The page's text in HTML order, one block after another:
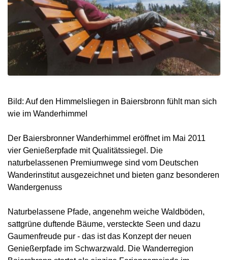
Bild: Auf den Himmelsliegen in Baiersbronn fühlt man sich
wie im Wanderhimmel
Der Baiersbronner Wanderhimmel eröffnet im Mai 2011
vier Genießerpfade mit Qualitätssiegel. Die
naturbelassenen Premiumwege sind vom Deutschen
Wanderinstitut ausgezeichnet und bieten ganz besonderen
Wandergenuss
Naturbelassene Pfade, angenehm weiche Waldböden,
sattgrüne duftende Bäume, versteckte Seen und dazu
Gaumenfreude pur - das ist das Konzept der neuen
Genießerpfade im Schwarzwald. Die Wanderregion